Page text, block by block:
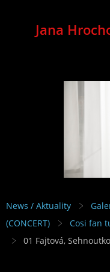
Jana
News / Aktuality
(CONCERT)
Cosi fan
01 Fajtová,